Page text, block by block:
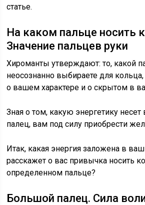
статье.
На каком пальце носить
Значение пальцев руки
Хироманты утверждают: то, какой
неосознанно выбираете для
о вашем характере и о скрытом в
Зная о том, какую энергетику
палец, вам под силу приобрести
Итак, какая энергия заложена в
расскажет о вас привычка носить
определенном пальце?
Большой палец. Сила